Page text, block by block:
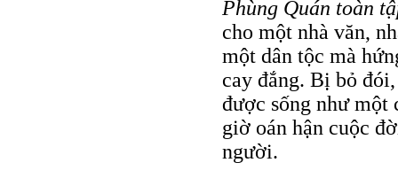
Phùng Quán toàn
cho một nhà văn,
một dân tộc mà
cay đắng. Bị bỏ
được sống như một
giờ oán hận cuộc
người.